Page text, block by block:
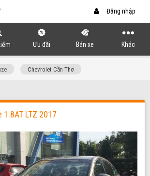
Đăng nhập
Ưu đãi Bán xe Khác
Chevrolet Cần Thơ
1.8AT LTZ 2017